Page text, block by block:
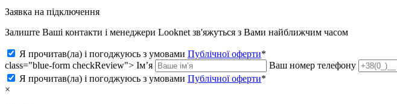
Заявка на підключення
Залиште Ваші контакти і менеджери Looknet зв'яжуться з Вами найближчим часом
Я прочитав(ла) і погоджуюсь з умовами Публічної оферти*
class="blue-form checkReview"> Ім’я Ваш номер телефону
Я прочитав(ла) і погоджуюсь з умовами Публічної оферти*
×